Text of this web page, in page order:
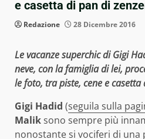
e casetta di pan di
Redazione 28 Dicembre 2016
Le vacanze superchic di Gigi
neve, con la famiglia di lei,
le foto, tra piste, cene e casetta
Gigi Hadid (seguila sulla
Maliksono sempre più
nonostante si vociferi di una